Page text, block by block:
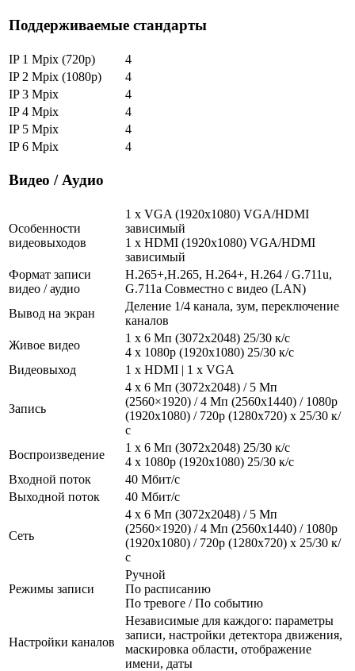
Поддерживаемые стандарты
IP 1 Mpix (720p)
4
IP 2 Mpix (1080p)
4
IP 3 Mpix
4
IP 4 Mpix
4
IP 5 Mpix
4
IP 6 Mpix
4
Видео / Аудио
Особенности
видеовыходов
1 x VGA (1920x1080) VGA/HDMI
зависимый
1 x HDMI (1920x1080) VGA/HDMI
зависимый
Формат записи
видео / аудио
H.265+,H.265, H.264+, H.264 / G.711u,
G.711a Совместно с видео (LAN)
Вывод на экран
Деление 1/4 канала, зум, переключение
каналов
Живое видео
1 x 6 Мп (3072х2048) 25/30 к/с
4 х 1080p (1920x1080) 25/30 к/с
Видеовыход
1 x HDMI | 1 x VGA
Запись
4 x 6 Мп (3072х2048) / 5 Мп
(2560×1920) / 4 Мп (2560x1440) / 1080p
(1920x1080) / 720p (1280x720) x 25/30 к/
с
Воспроизведение
1 x 6 Мп (3072х2048) 25/30 к/с
4 х 1080p (1920x1080) 25/30 к/с
Входной поток
40 Мбит/с
Выходной поток
40 Мбит/с
Сеть
4 x 6 Мп (3072х2048) / 5 Мп
(2560×1920) / 4 Мп (2560x1440) / 1080p
(1920x1080) / 720p (1280x720) x 25/30 к/
с
Режимы записи
Ручной
По расписанию
По тревоге / По событию
Настройки каналов
Независимые для каждого: параметры
записи, настройки детектора движения,
маскировка области, отображение
имени, даты